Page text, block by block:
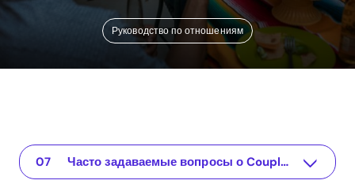
Руководство по отношениям
Что такое Couples Paint and Sip?
Приложение для ваших отношений
Как Couples Paint and Sip может укрепить отношения
Практические шаги для успешного Paint and Sip
Геймификация в Paint and Sip: Игровой подход к заботе о отношениях
ROI от участия в Couples Paint and Sip
Часто задаваемые вопросы о Couples Paint and Sip